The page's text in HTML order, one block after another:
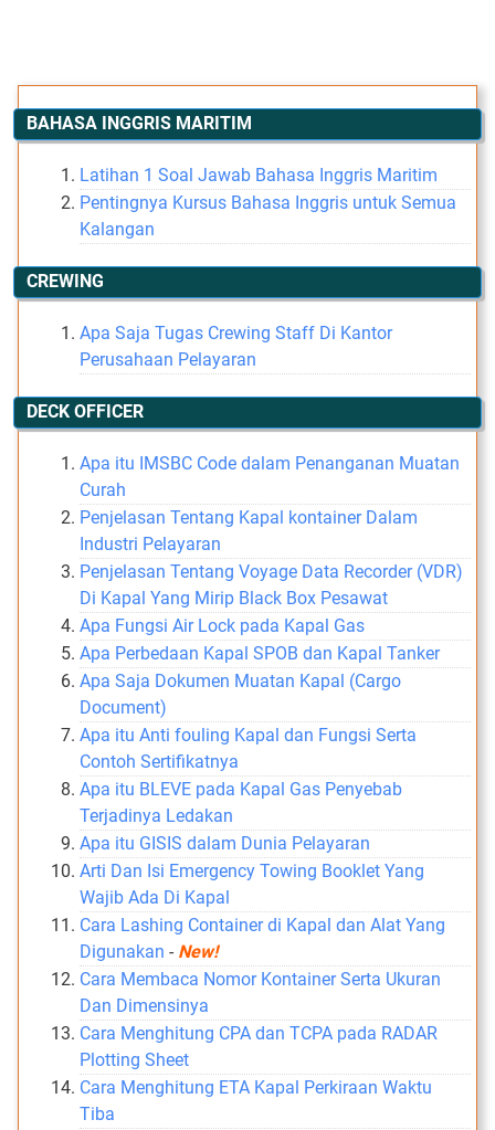
BAHASA INGGRIS MARITIM
Latihan 1 Soal Jawab Bahasa Inggris Maritim
Pentingnya Kursus Bahasa Inggris untuk Semua
Kalangan
CREWING
Apa Saja Tugas Crewing Staff Di Kantor
Perusahaan Pelayaran
DECK OFFICER
Apa itu IMSBC Code dalam Penanganan Muatan
Curah
Penjelasan Tentang Kapal kontainer Dalam
Industri Pelayaran
Penjelasan Tentang Voyage Data Recorder (VDR)
Di Kapal Yang Mirip Black Box Pesawat
Apa Fungsi Air Lock pada Kapal Gas
Apa Perbedaan Kapal SPOB dan Kapal Tanker
Apa Saja Dokumen Muatan Kapal (Cargo
Document)
Apa itu Anti fouling Kapal dan Fungsi Serta
Contoh Sertifikatnya
Apa itu BLEVE pada Kapal Gas Penyebab
Terjadinya Ledakan
Apa itu GISIS dalam Dunia Pelayaran
Arti Dan Isi Emergency Towing Booklet Yang
Wajib Ada Di Kapal
Cara Lashing Container di Kapal dan Alat Yang
Digunakan - New!
Cara Membaca Nomor Kontainer Serta Ukuran
Dan Dimensinya
Cara Menghitung CPA dan TCPA pada RADAR
Plotting Sheet
Cara Menghitung ETA Kapal Perkiraan Waktu
Tiba